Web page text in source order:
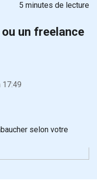
5 minutes de lecture
un freelance
17:49